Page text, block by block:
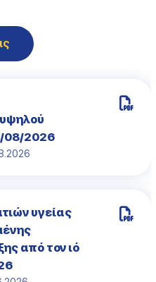
08/2026
υγείας
από τον ιό